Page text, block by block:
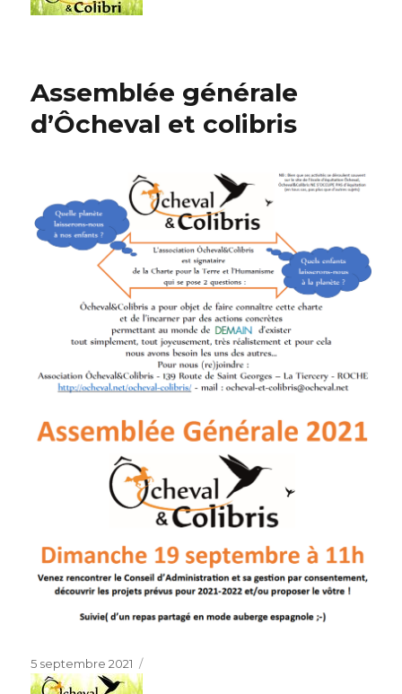
Assemblée générale
d’Ôcheval et colibris
Publié
le
5 septembre 2021